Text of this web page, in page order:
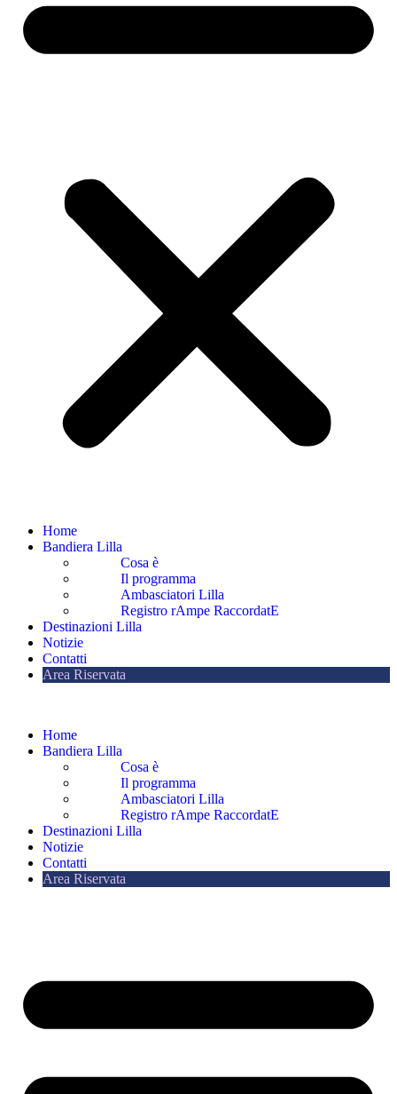
Home
Bandiera Lilla
Cosa è
Il programma
Ambasciatori Lilla
Registro rAmpe RaccordatE
Destinazioni Lilla
Notizie
Contatti
Area Riservata
Home
Bandiera Lilla
Cosa è
Il programma
Ambasciatori Lilla
Registro rAmpe RaccordatE
Destinazioni Lilla
Notizie
Contatti
Area Riservata